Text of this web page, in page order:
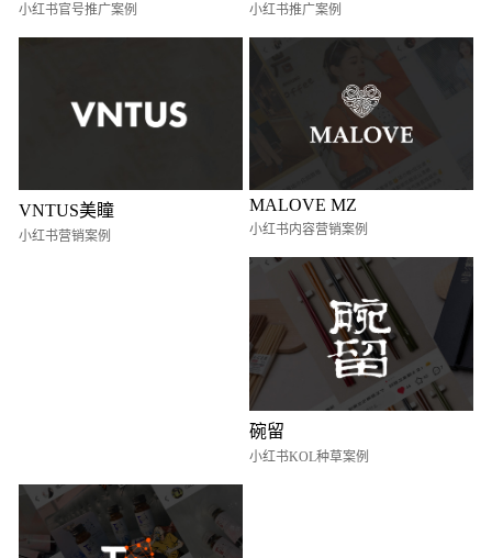
小红书官号推广案例 小红书推广案例
VNTUS美瞳
小红书营销案例
MALOVE MZ
小红书内容营销案例
碗留
小红书KOL种草案例